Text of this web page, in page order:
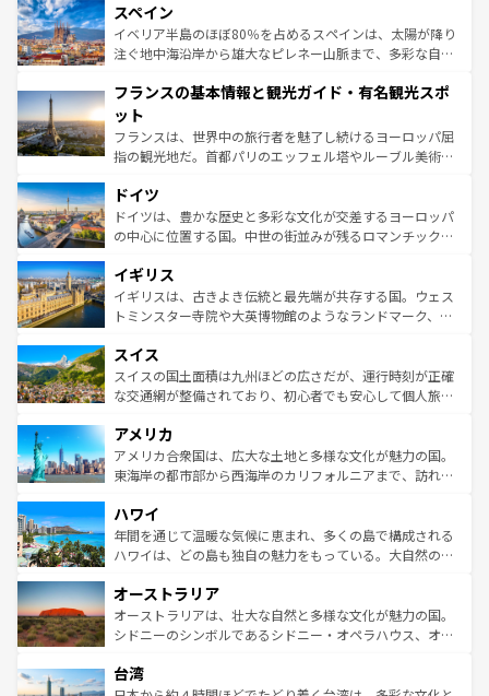
ろん、トスカーナの美しい田園風景やアマルフィ海岸の絶
景など、自然景観も見逃せない。観光の合間には、本場の
ピザやパスタなど、絶品のイタリア料理を堪能することも
ませてくれるイタリアで、忘れられない旅をしてみよう！
なお、新着のイタリア情報は
しい。
スペイン
イベリア半島のほぼ80％を占めるスペインは、太陽が降り
注ぐ地中海沿岸から雄大なピレネー山脈まで、多彩な自然
文化が根付くこの国では、情熱的なフラメンコ、熱気あふ
れる闘牛、そして美味しいタパスが生活の一部となってい
る。首都マドリードの洗練された雰囲気や、バルセロナの
アートに溢れた街角から、地方では古代ローマ遺跡や中世
せる。地方によって風土や気候が異なるスペインはその個
性で訪れる人を魅了する。 なお、新着のスペイン情報は コ
ンテンツ一覧を参照してほしい。
フランスの基本情報と観光ガイド・有名観光スポ
ット
フランスは、世界中の旅行者を魅了し続けるヨーロッパ屈
指の観光地だ。首都パリのエッフェル塔やルーブル美術館
で、幅広い魅力が詰まっている。華麗な宮殿、歴史的な大
聖堂、美しいビーチ、そして豊かな自然が、訪れる者を心
から魅了する。また、フランスは美食の国としても知ら
いる。シャンパンの発祥地であるランス、プロヴァンスの
香り高いラベンダー畑など、多彩な楽しみ方が可能だ。さ
らに、パリ以外の地域にも魅力が溢れており、どの街角に
れる地方に足を運ぶとそれぞれで全く異なる文化を体験で
きるだろう。 なお、新着のフランス情報はコンテンツ一覧
を参照してほしい。
ドイツ
ドイツは、豊かな歴史と多彩な文化が交差するヨーロッパ
の中心に位置する国。中世の街並みが残るロマンチック街
顔を持つこの国は、どこを歩いても飽きることがない。ベ
ルリンの文化的活気、バイエルン州のアルプスの絶景、そ
してライン川沿いのワイン畑といった風景は必見。ビール
は、お酒好きな人にはぜひ体験してほしい。 なお、新着の
ドイツ情報はコンテンツ一覧を参照してほしい。
イギリス
イギリスは、古きよき伝統と最先端が共存する国。ウェス
トミンスター寺院や大英博物館のようなランドマーク、歴
リアごとに異なる魅力がある。また、優雅なアフタヌーン
ティー、ビール好きにはたまらない英国パブ、サッカー観
戦など、本場だからこそできる体験も豊富。イギリスを旅
ンツ一覧を参照してほしい。
スイス
スイスの国土面積は九州ほどの広さだが、運行時刻が正確
な交通網が整備されており、初心者でも安心して個人旅行
の建物がそのまま残る町や、スイスならではのユニークな
博物館もあり、アルプス観光だけでなく町歩きも満喫する
ことができる。国民の所得が高いため物価も高いが、旅行
ば市内交通費無料で観光を楽しむこともできる。 なお、新
着のスイス情報はコンテンツ一覧 を参照してほしい。
アメリカ
アメリカ合衆国は、広大な土地と多様な文化が魅力の国。
東海岸の都市部から西海岸のカリフォルニアまで、訪れる
のような巨大都市は、観光、ショッピング、エンターテイ
ンメントが詰まった刺激的なスポットだ。一方、アメリカ
西部には大自然が広がり、グランドキャニオンやイエロー
部のニューオーリンズでは、音楽と美食が融合した独特の
文化が魅力。旅行者はアメリカの各地域で異なる魅力を楽
しみながら、その多様性と豊かな歴史を感じることができ
ならではの贅沢な旅のスタイルだ。 なお、新着のアメリカ
情報はコンテンツ一覧を参照してほしい。
ハワイ
年間を通じて温暖な気候に恵まれ、多くの島で構成される
ハワイは、どの島も独自の魅力をもっている。大自然の神
ワイ島は見逃せない。また、定番の観光地といえばオアフ
島だが、静かな自然を求めるならマウイ島やカウアイ島が
おすすめ。エメラルドグリーンに輝く海をはじめ、豊かな
れるおもてなしの心で訪れる人々を迎えてくれるハワイの
人々、おいしいローカルフードやハワイアンミュージッ
オーストラリア
オーストラリアは、壮大な自然と多様な文化が魅力の国。
シドニーのシンボルであるシドニー・オペラハウス、オー
リアリーフや大陸中央部にそびえるウルル（エアーズロッ
台湾